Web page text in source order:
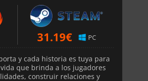
31.19€ PC
y cada historia es tuya para
que brinda a los jugadores
construir relaciones y